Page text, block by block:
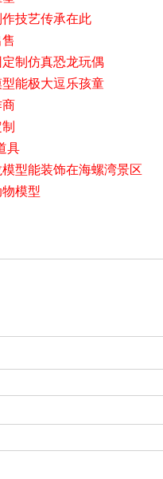
技艺传承在此
制仿真恐龙玩偶
能极大逗乐孩童
具
型能装饰在海螺湾景区
模型